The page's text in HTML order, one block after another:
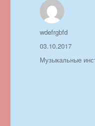
Автор
wdefrgbfd
Опубликовано
03.10.2017
Рубрики
Музыкальные